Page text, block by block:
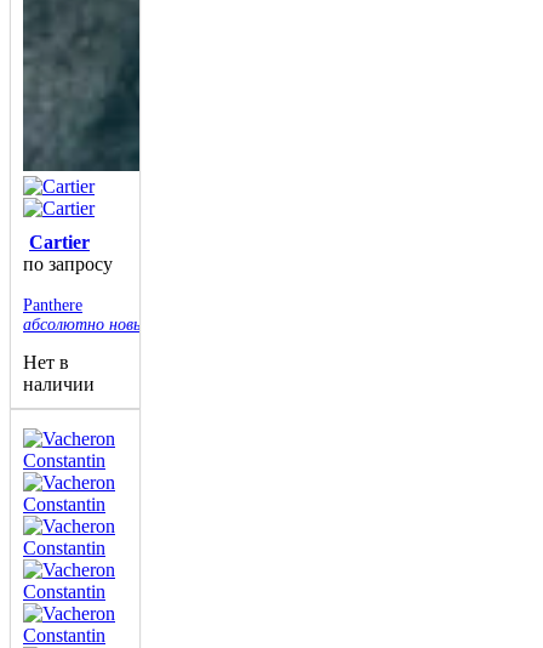
Cartier
по запросу
Panthere
абсолютно новые
Нет в
наличии